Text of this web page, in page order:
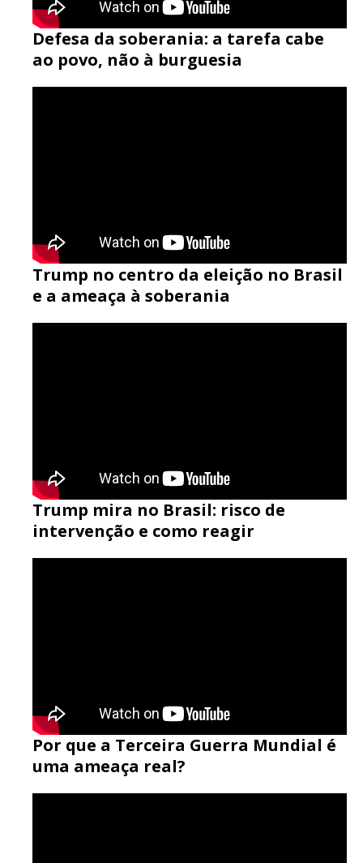
Defesa da soberania: a tarefa cabe
ao povo, não à burguesia
Trump no centro da eleição no Brasil
e a ameaça à soberania
Trump mira no Brasil: risco de
intervenção e como reagir
Por que a Terceira Guerra Mundial é
uma ameaça real?